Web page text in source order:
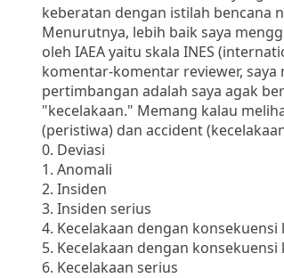
keberatan dengan istilah bencana
Menurutnya, lebih baik saya
oleh IAEA yaitu skala INES
komentar-komentar reviewer,
pertimbangan adalah saya agak
"kecelakaan." Memang kalau
(peristiwa) dan accident
0. Deviasi
1. Anomali
2. Insiden
3. Insiden serius
4. Kecelakaan dengan konsekuensi
5. Kecelakaan dengan konsekuensi
6. Kecelakaan serius